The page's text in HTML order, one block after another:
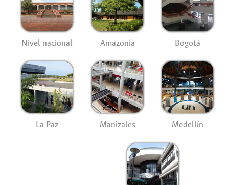
Nivel nacional Amazonía Bogotá
La Paz Manizales Medellín